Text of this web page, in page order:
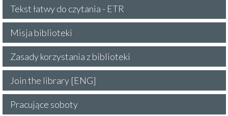
Tekst łatwy do czytania - ETR
Misja biblioteki
Zasady korzystania z biblioteki
Join the library [ENG]
Pracujące soboty